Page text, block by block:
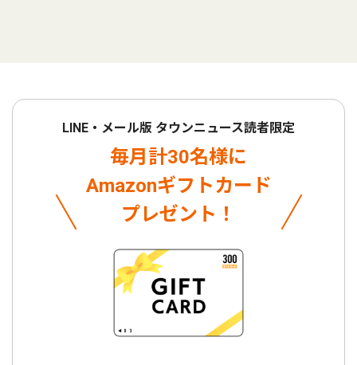
LINE・メール版 タウンニュース読者限定
毎月計30名様に
Amazonギフトカード
プレゼント！